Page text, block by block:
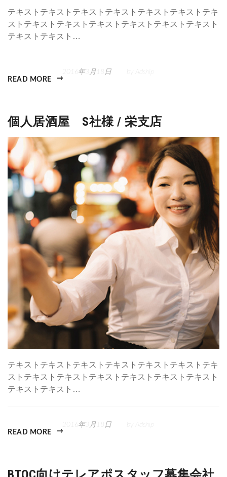
テキストテキストテキストテキストテキストテキストテキ
ストテキストテキストテキストテキストテキストテキスト
テキストテキスト…
2016年3月18日
Adship
READ MORE
個人居酒屋 S社様 / 栄支店
テキストテキストテキストテキストテキストテキストテキ
ストテキストテキストテキストテキストテキストテキスト
テキストテキスト…
2016年3月18日
Adship
READ MORE